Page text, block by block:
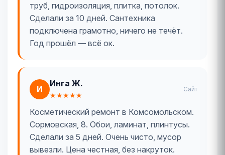
труб, гидроизоляция, плитка, потолок.
Сделали за 10 дней. Сантехника
подключена грамотно, ничего не течёт.
Год прошёл — всё ок.
И
Инга Ж.
★★★★★
Сайт
Косметический ремонт в Комсомольском.
Сормовская, 8. Обои, ламинат, плинтусы.
Сделали за 5 дней. Очень чисто, мусор
вывезли. Цена честная, без накруток.